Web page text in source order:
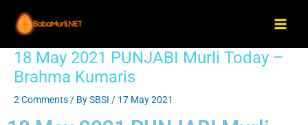
content
18 May 2021 PUNJABI Murli Today –
Brahma Kumaris
2 Comments / BySBSI / 17 May 2021
Post
navigation